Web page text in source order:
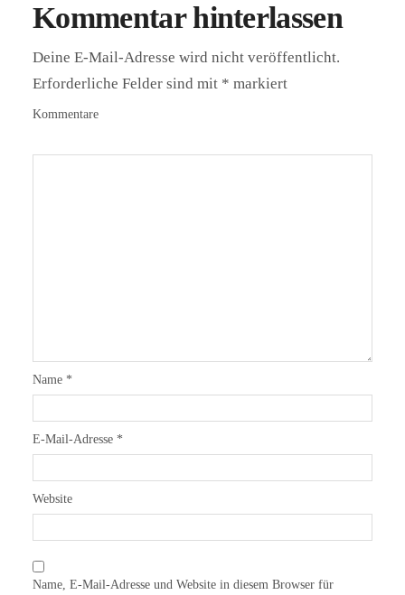
Kommentar hinterlassen
Deine E-Mail-Adresse wird nicht veröffentlicht.
Erforderliche Felder sind mit * markiert
Kommentare
Name *
E-Mail-Adresse *
Website
Name, E-Mail-Adresse und Website in diesem Browser für